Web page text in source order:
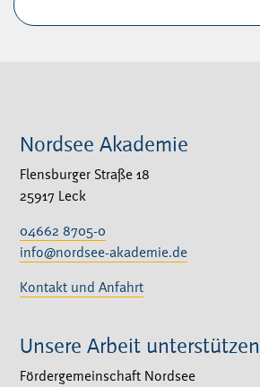
Nordsee Akademie
Flensburger Straße 18
25917 Leck
04662 8705-0
info@nordsee-akademie.de
Kontakt und Anfahrt
Unsere Arbeit unterstützen
Fördergemeinschaft Nordsee